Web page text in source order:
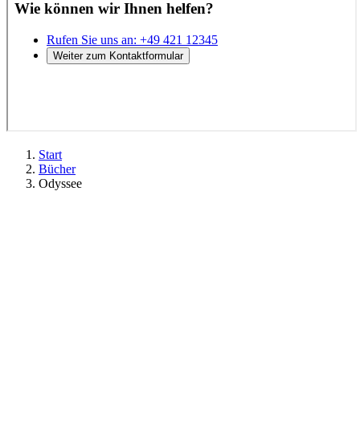
Start
Bücher
Odyssee